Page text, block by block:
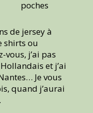
poches
de jersey à
shirts ou
vous, j’ai pas
et j’ai
Je vous
quand j’aurai